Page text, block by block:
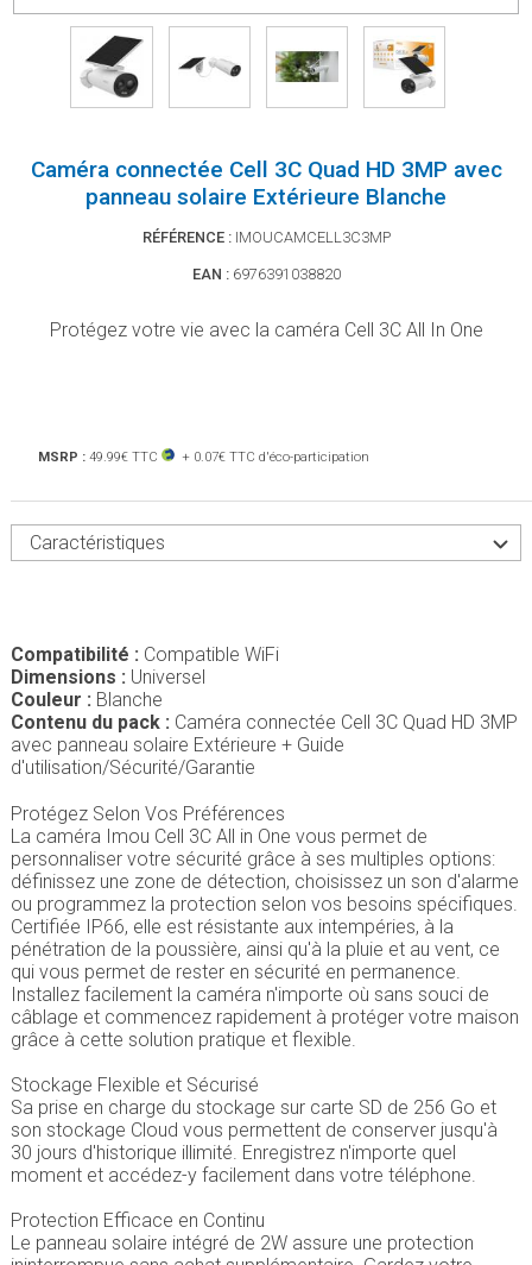
Caméra connectée Cell 3C Quad HD 3MP avec
panneau solaire Extérieure Blanche
RÉFÉRENCE : IMOUCAMCELL3C3MP
EAN : 6976391038820
Protégez votre vie avec la caméra Cell 3C All In One
MSRP :49.99€ TTC + 0.07€ TTC d'éco-participation
Caractéristiques
Compatibilité : Compatible WiFi
Dimensions : Universel
Couleur : Blanche
Contenu du pack : Caméra connectée Cell 3C Quad HD 3MP
avec panneau solaire Extérieure + Guide
d'utilisation/Sécurité/Garantie
Protégez Selon Vos Préférences
La caméra Imou Cell 3C All in One vous permet de
personnaliser votre sécurité grâce à ses multiples options:
définissez une zone de détection, choisissez un son d'alarme
ou programmez la protection selon vos besoins spécifiques.
Certifiée IP66, elle est résistante aux intempéries, à la
pénétration de la poussière, ainsi qu'à la pluie et au vent, ce
qui vous permet de rester en sécurité en permanence.
Installez facilement la caméra n'importe où sans souci de
câblage et commencez rapidement à protéger votre maison
grâce à cette solution pratique et flexible.
Stockage Flexible et Sécurisé
Sa prise en charge du stockage sur carte SD de 256 Go et
son stockage Cloud vous permettent de conserver jusqu'à
30 jours d'historique illimité. Enregistrez n'importe quel
moment et accédez-y facilement dans votre téléphone.
Protection Efficace en Continu
Le panneau solaire intégré de 2W assure une protection